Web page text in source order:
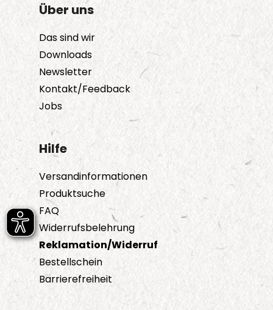
Über uns
Das sind wir
Downloads
Newsletter
Kontakt/Feedback
Jobs
Hilfe
Versandinformationen
Produktsuche
FAQ
Widerrufsbelehrung
Reklamation/Widerruf
Bestellschein
Barrierefreiheit